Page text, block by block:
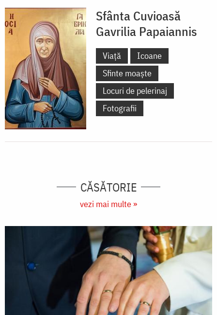
Sfânta Cuvioasă
Gavrilia Papaiannis
Viață
Icoane
Sfinte moaște
Locuri de pelerinaj
Fotografii
CĂSĂTORIE
vezi mai multe »